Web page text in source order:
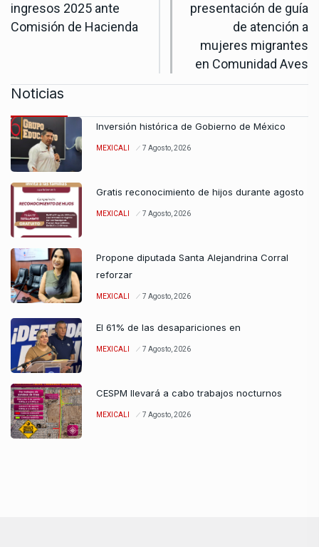
ingresos 2025 ante
Comisión de Hacienda
presentación de guía
de atención a
mujeres migrantes
en Comunidad Aves
Noticias
Inversión histórica de Gobierno de México
MEXICALI 7 Agosto, 2026
Gratis reconocimiento de hijos durante agosto
MEXICALI 7 Agosto, 2026
Propone diputada Santa Alejandrina Corral
reforzar
MEXICALI 7 Agosto, 2026
El 61% de las desapariciones en
MEXICALI 7 Agosto, 2026
CESPM llevará a cabo trabajos nocturnos
MEXICALI 7 Agosto, 2026